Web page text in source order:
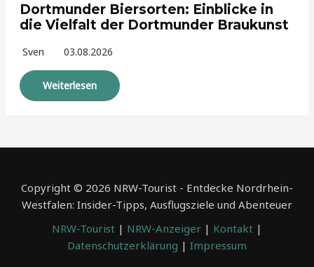
Dortmunder Biersorten: Einblicke in
die Vielfalt der Dortmunder Braukunst
Sven 03.08.2026
Weiterlesen
Copyright © 2026 NRW-Tourist - Entdecke Nordrhein-
Westfalen: Insider-Tipps, Ausflugsziele und Abenteuer
NRW-Tourist | NRW-Anzeiger | Kontakt |
Datenschutzerklärung | Impressum